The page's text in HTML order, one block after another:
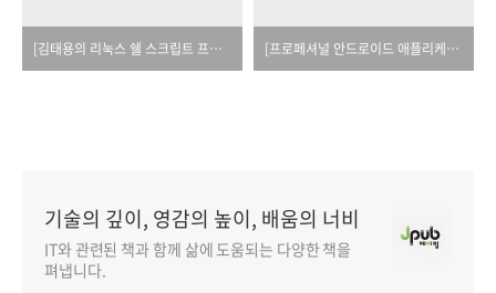
[김태용의 리눅스 쉘 스크립트 프로그래밍 입문]_오탈자 [프로페셔널 안드로이드 애플리케이션 개발]_오탈자
기술의 깊이, 영감의 높이, 배움의 너비
IT와 관련된 책과 함께 삶에 도움되는 다양한 책을
펴냅니다.